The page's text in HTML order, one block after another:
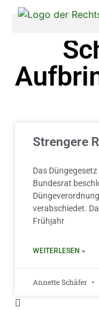
Strengere
Das
Bundesrat
verabschiedet.
Frühjahr
WEITERLESEN »
Annette Schäfer